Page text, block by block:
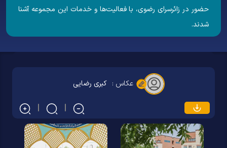
حضور در زائرسرای رضوی، با فعالیت‌ها و خدمات این مجموعه آشنا
شدند.
عکاس : کبری رضایی